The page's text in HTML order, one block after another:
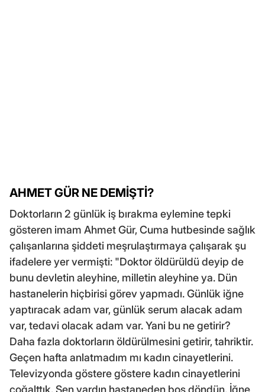
AHMET GÜR NE DEMİŞTİ?
Doktorların 2 günlük iş bırakma eylemine tepki
gösteren imam Ahmet Gür, Cuma hutbesinde sağlık
çalışanlarına şiddeti meşrulaştırmaya çalışarak şu
ifadelere yer vermişti: "Doktor öldürüldü deyip de
bunu devletin aleyhine, milletin aleyhine ya. Dün
hastanelerin hiçbirisi görev yapmadı. Günlük iğne
yaptıracak adam var, günlük serum alacak adam
var, tedavi olacak adam var. Yani bu ne getirir?
Daha fazla doktorların öldürülmesini getirir, tahriktir.
Geçen hafta anlatmadım mı kadın cinayetlerini.
Televizyonda göstere göstere kadın cinayetlerini